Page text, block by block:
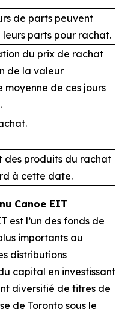
de parts peuvent
parts pour rachat.
du prix de rachat
de la valeur
moyenne de ces jours
des produits du rachat
à cette date.
Canoe EIT
est l’un des fonds de
importants au
distributions
capital en investissant
diversifié de titres de
de Toronto sous le